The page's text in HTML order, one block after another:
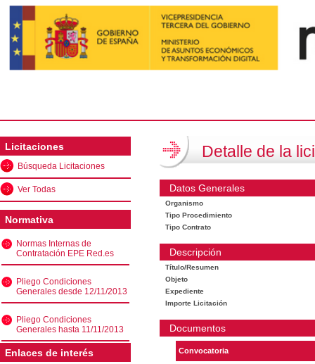
Licitaciones
Búsqueda Licitaciones
Ver Todas
Normativa
Normas Internas de
Contratación EPE Red.es
Pliego Condiciones
Generales desde 12/11/2013
Pliego Condiciones
Generales hasta 11/11/2013
Enlaces de interés
Detalle de la
Datos Generales
Organismo
Tipo Procedimiento
Tipo Contrato
Descripción
Título/Resumen
Objeto
Expediente
Importe Licitación
Documentos
Convocatoria